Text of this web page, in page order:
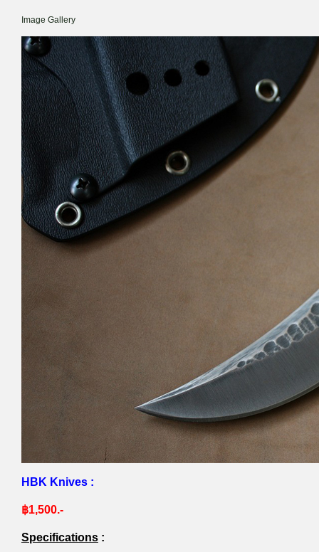
Image Gallery
HBK Knives :
฿1,500.-
Specifications :